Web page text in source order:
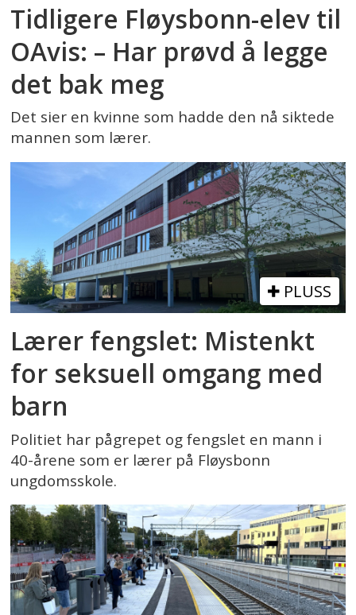
Tidligere Fløysbonn-elev til
OAvis: – Har prøvd å legge
det bak meg
Det sier en kvinne som hadde den nå siktede
mannen som lærer.
PLUSS
Lærer fengslet: Mistenkt
for seksuell omgang med
barn
Politiet har pågrepet og fengslet en mann i
40-årene som er lærer på Fløysbonn
ungdomsskole.